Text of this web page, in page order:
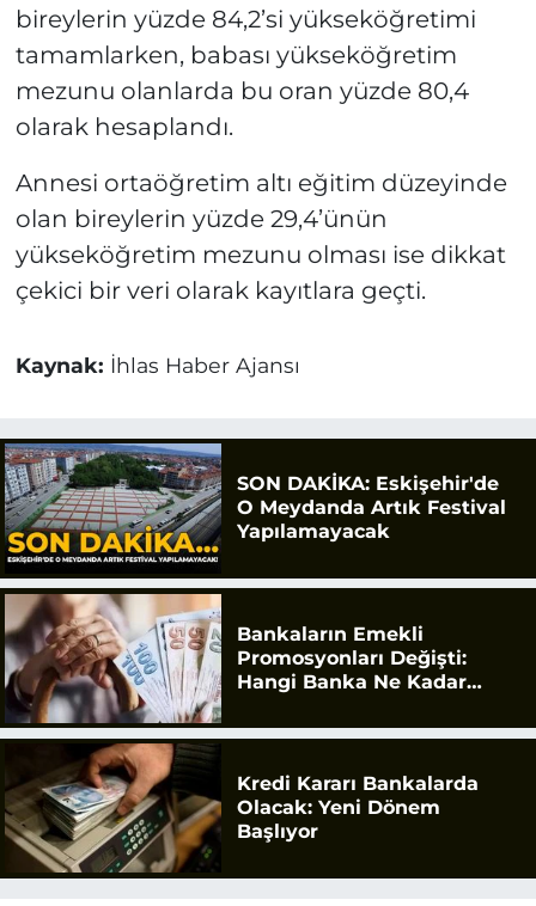
bireylerin yüzde 84,2’si yükseköğretimi
tamamlarken, babası yükseköğretim
mezunu olanlarda bu oran yüzde 80,4
olarak hesaplandı.
Annesi ortaöğretim altı eğitim düzeyinde
olan bireylerin yüzde 29,4’ünün
yükseköğretim mezunu olması ise dikkat
çekici bir veri olarak kayıtlara geçti.
Kaynak: İhlas Haber Ajansı
SON DAKİKA: Eskişehir'de
O Meydanda Artık Festival
Yapılamayacak
Bankaların Emekli
Promosyonları Değişti:
Hangi Banka Ne Kadar
Kredi Kararı Bankalarda
Olacak: Yeni Dönem
Başlıyor